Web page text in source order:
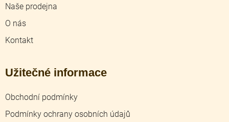
Naše prodejna
O nás
Kontakt
Užitečné informace
Obchodní podmínky
Podmínky ochrany osobních údajů